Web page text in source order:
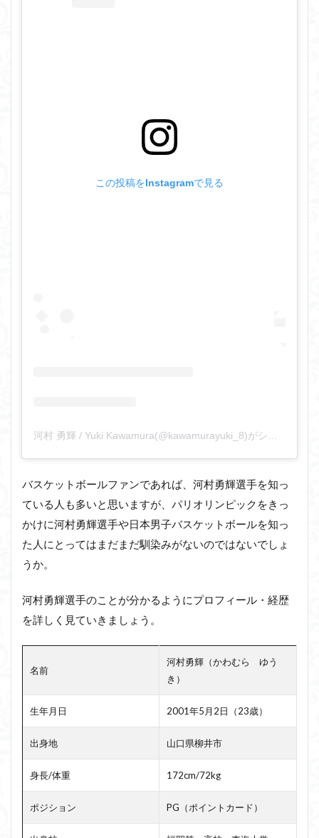
この投稿をInstagramで見る
バスケットボールファンであれば、河村勇輝選手を知っ
ている人も多いと思いますが、パリオリンピックをきっ
かけに河村勇輝選手や日本男子バスケットボールを知っ
た人にとってはまだまだ馴染みがないのではないでしょ
うか。
河村勇輝選手のことが分かるようにプロフィール・経歴
を詳しく見ていきましょう。
名前
河村勇輝（かわむら ゆう
き）
生年月日 2001年5月2日（23歳）
出身地 山口県柳井市
身長/体重 172cm/72kg
ポジション PG（ポイントカード）